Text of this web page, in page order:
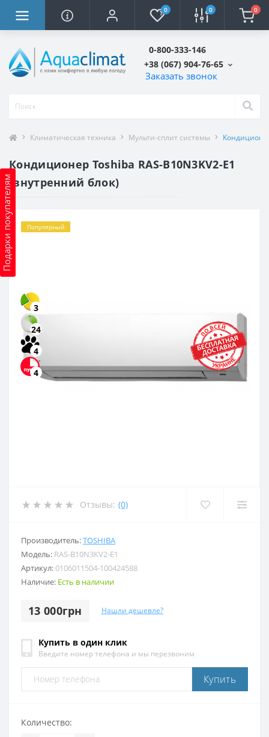
0 0 0
0-800-333-146
+38 (067) 904-76-65
Заказать звонок
Подарки покупателям
Климатическая техника Мульти-сплит системы
Кондиционер Toshiba RAS-B10N3KV2-Е1
(внутренний блок)
Популярный
3
24
4
4
Отзывы: (0)
Производитель:TOSHIBA
Модель: RAS-B10N3KV2-E1
Артикул:0106011504-100424588
Наличие: Есть в наличии
13 000грн Нашли дешевле?
Купить в один клик
Введите номер телефона и мы перезвоним
Купить
Количество: